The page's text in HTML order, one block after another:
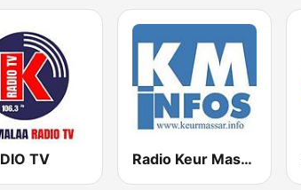
TV Radio Keur Massar